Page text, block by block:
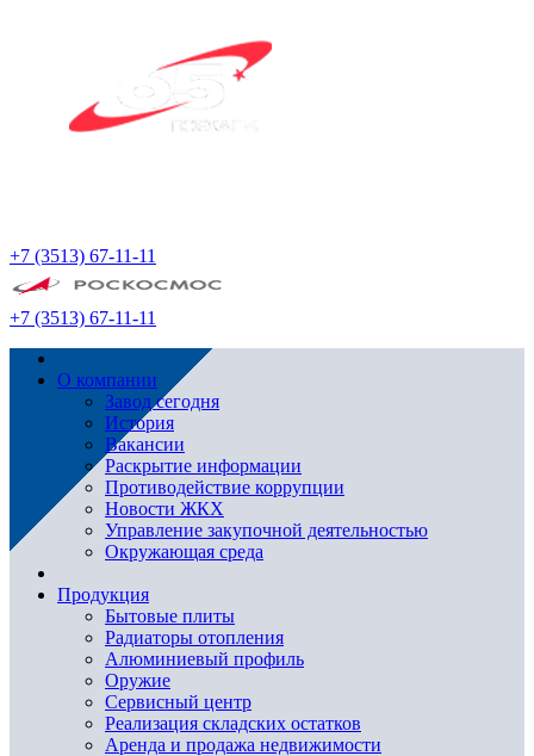
+7 (3513) 67-11-11
+7 (3513) 67-11-11
О компании
Завод сегодня
История
Вакансии
Раскрытие информации
Противодействие коррупции
Новости ЖКХ
Управление закупочной деятельностью
Окружающая среда
Продукция
Бытовые плиты
Радиаторы отопления
Алюминиевый профиль
Оружие
Сервисный центр
Реализация складских остатков
Аренда и продажа недвижимости